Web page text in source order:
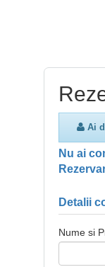
Ai
Nu ai
Detalii
Nume si